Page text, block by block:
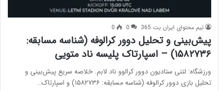
تیم محتوای ایران بت 365 0
0
پیش‌بینی و تحلیل دوور کرالوفه (شناسه مسابقه:
۱۵۸۲۷۳۶) – اسپارتاک پلیسه ناد متویی
ورزشگاه: لتنی ستادیون دوور کرالوو ناد لابم. خلاصه سریع پیش‌بینی و
تحلیل بازی دوور کرالوفه (شناسه مسابقه: ۱۵۸۲۷۳۶) و اسپارتاک…